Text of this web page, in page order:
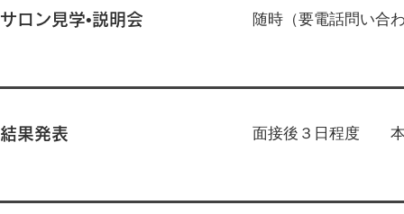
サロン見学•説明会 随時（要電話問い合
結果発表 面接後３日程度 本